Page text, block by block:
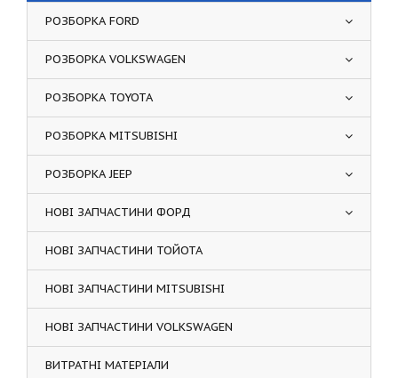
РОЗБОРКА FORD
РОЗБОРКА VOLKSWAGEN
РОЗБОРКА TOYOTA
РОЗБОРКА MITSUBISHI
РОЗБОРКА JEEP
НОВІ ЗАПЧАСТИНИ ФОРД
НОВІ ЗАПЧАСТИНИ ТОЙОТА
НОВІ ЗАПЧАСТИНИ MITSUBISHI
НОВІ ЗАПЧАСТИНИ VOLKSWAGEN
ВИТРАТНІ МАТЕРІАЛИ